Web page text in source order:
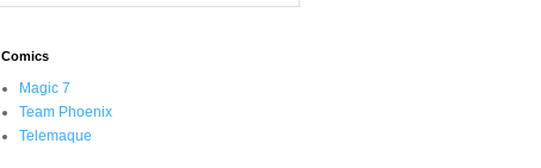
Comics
Magic 7
Team Phoenix
Telemaque